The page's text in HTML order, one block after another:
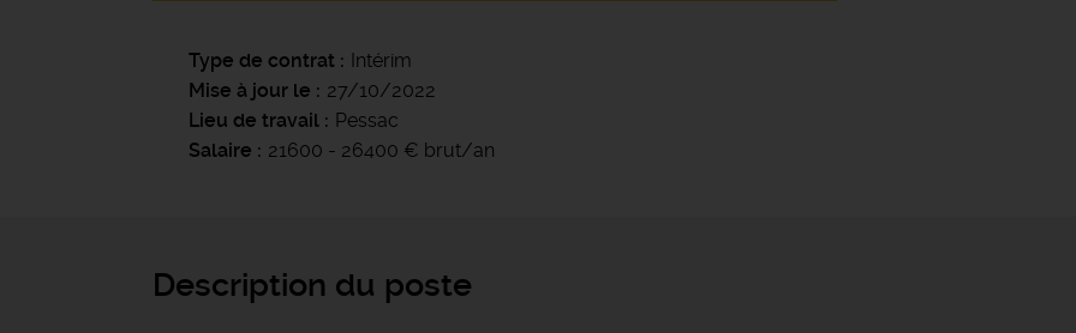
Type de contrat
Intérim
Mise à jour le
27/10/2022
Lieu de travail
Pessac
Salaire
21600 - 26400 € brut/an
Description du poste